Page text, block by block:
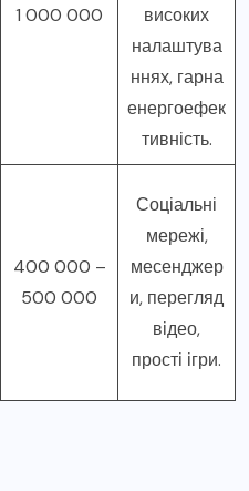
1 000 000
високих
налаштува
ннях, гарна
енергоефек
тивність.
400 000 –
500 000
Соціальні
мережі,
месенджер
и, перегляд
відео,
прості ігри.